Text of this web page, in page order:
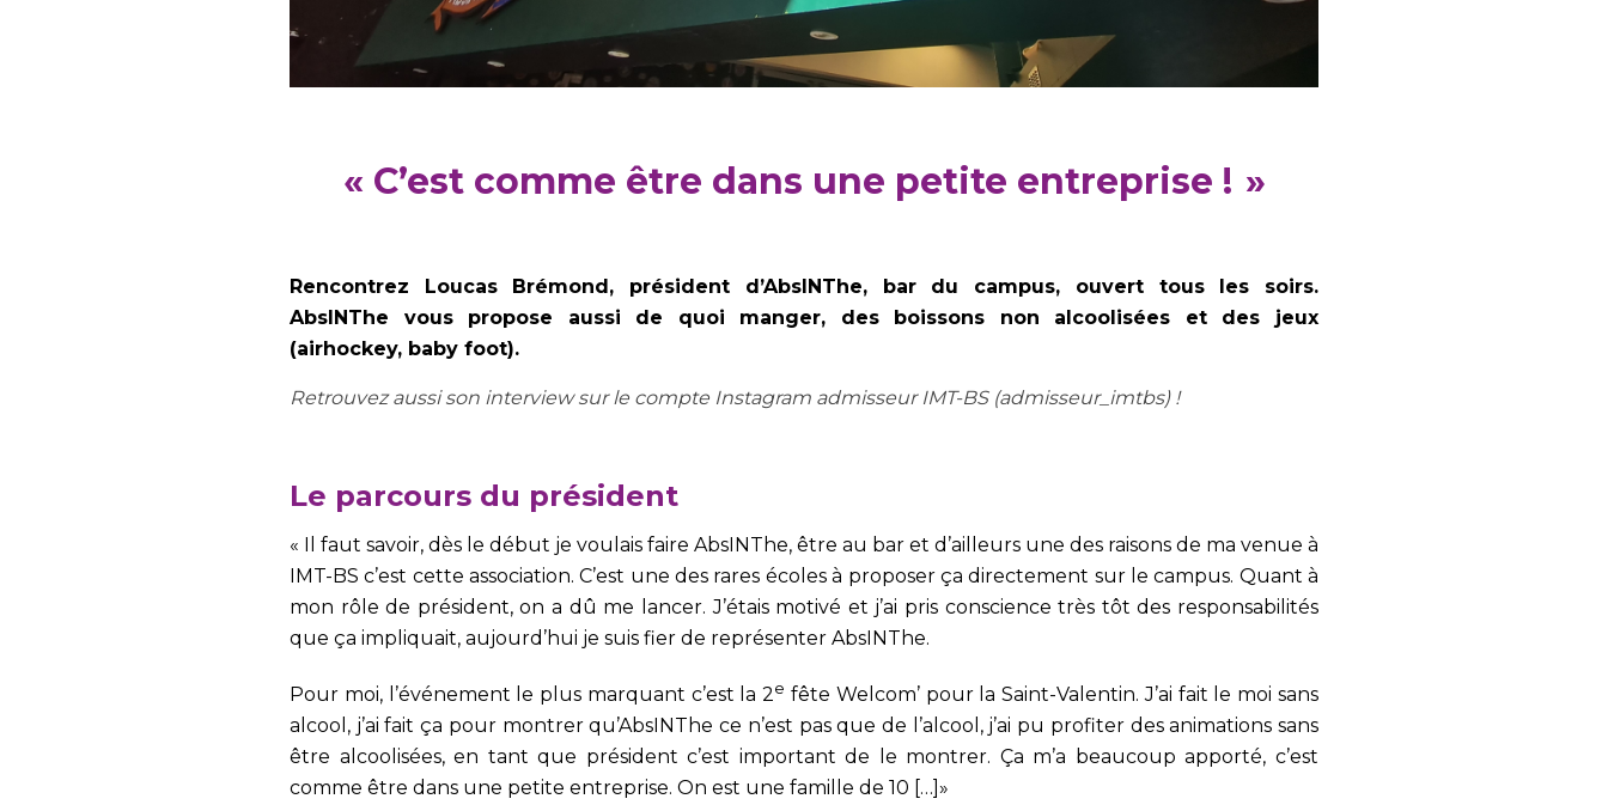
« C’est comme être dans une petite entreprise ! »
Rencontrez Loucas Brémond, président d’AbsINThe, bar du campus, ouvert tous les soirs.
AbsINThe vous propose aussi de quoi manger, des boissons non alcoolisées et des jeux
(airhockey, baby foot).
Retrouvez aussi son interview sur le compte Instagram admisseur IMT-BS (admisseur_imtbs) !
Le parcours du président
« Il faut savoir, dès le début je voulais faire AbsINThe, être au bar et d’ailleurs une des raisons de ma venue à
IMT-BS c’est cette association. C’est une des rares écoles à proposer ça directement sur le campus. Quant à
mon rôle de président, on a dû me lancer. J’étais motivé et j’ai pris conscience très tôt des responsabilités
que ça impliquait, aujourd’hui je suis fier de représenter AbsINThe.
Pour moi, l’événement le plus marquant c’est la 2e fête Welcom’ pour la Saint-Valentin. J’ai fait le moi sans
alcool, j’ai fait ça pour montrer qu’AbsINThe ce n’est pas que de l’alcool, j’ai pu profiter des animations sans
être alcoolisées, en tant que président c’est important de le montrer. Ça m’a beaucoup apporté, c’est
comme être dans une petite entreprise. On est une famille de 10 […]»